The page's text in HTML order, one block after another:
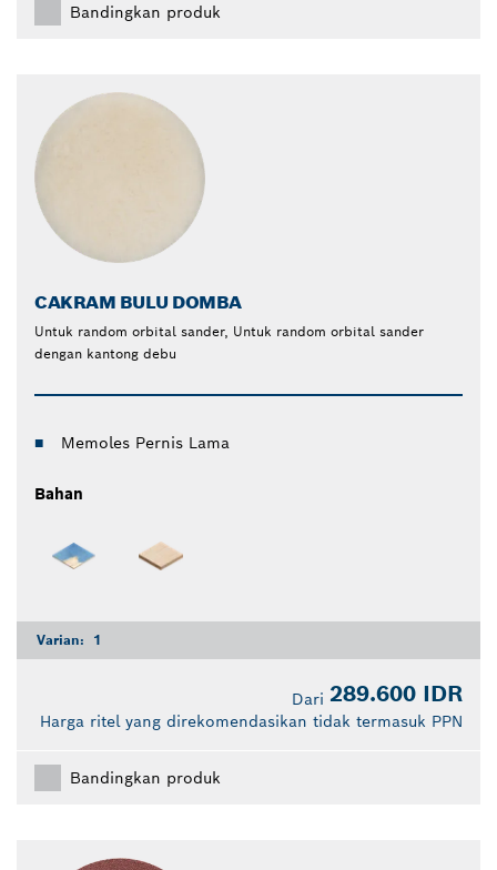
Bandingkan produk
CAKRAM BULU DOMBA
Untuk random orbital sander, Untuk random orbital sander
dengan kantong debu
Memoles Pernis Lama
Bahan
Varian: 1
Dari 289.600 IDR
Harga ritel yang direkomendasikan tidak termasuk PPN
Bandingkan produk